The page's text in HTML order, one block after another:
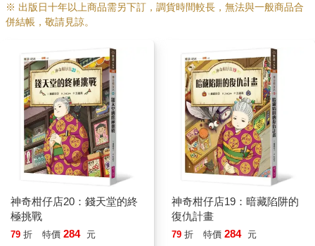
※ 出版日十年以上商品需另下訂，調貨時間較長，無法與一般商品合
併結帳，敬請見諒。
神奇柑仔店20：錢天堂的終
極挑戰
79 折 特價 284 元
神奇柑仔店19：暗藏陷阱的
復仇計畫
79 折 特價 284 元